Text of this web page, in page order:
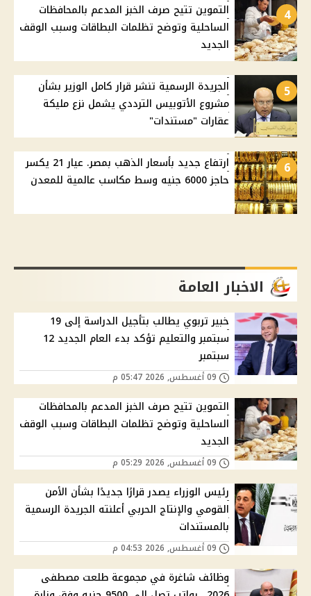
4
التموين تتيح صرف الخبز المدعم بالمحافظات
الساحلية وتوضح تظلمات البطاقات وسبب الوقف
الجديد
5
الجريدة الرسمية تنشر قرار كامل الوزير بشأن
مشروع الأتوبيس الترددي يشمل نزع مليكة
عقارات "مستندات"
6
ارتفاع جديد بأسعار الذهب بمصر. عيار 21 يكسر
حاجز 6000 جنيه وسط مكاسب عالمية للمعدن
الاخبار العامة
خبير تربوي يطالب بتأجيل الدراسة إلى 19
سبتمبر والتعليم تؤكد بدء العام الجديد 12
سبتمبر
التموين تتيح صرف الخبز المدعم بالمحافظات
الساحلية وتوضح تظلمات البطاقات وسبب الوقف
الجديد
رئيس الوزراء يصدر قرارًا جديدًا بشأن الأمن
القومي والإنتاج الحربي أعلنته الجريدة الرسمية
بالمستندات
وظائف شاغرة في مجموعة طلعت مصطفى